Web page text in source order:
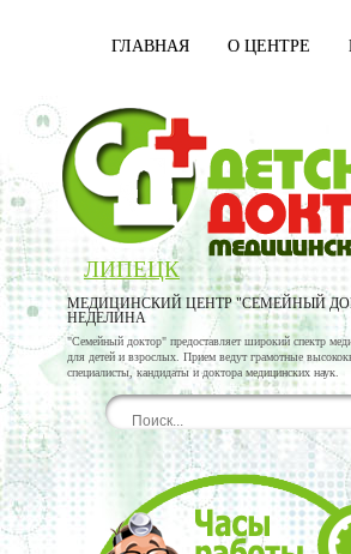
ГЛАВНАЯ О ЦЕНТРЕ
ЛИПЕЦК
МЕДИЦИНСКИЙ ЦЕНТР "СЕМЕЙНЫЙ
НЕДЕЛИНА
"Семейный доктор" предоставляет широкий спектр
для детей и взрослых. Прием ведут грамотные
специалисты, кандидаты и доктора медицинских наук.